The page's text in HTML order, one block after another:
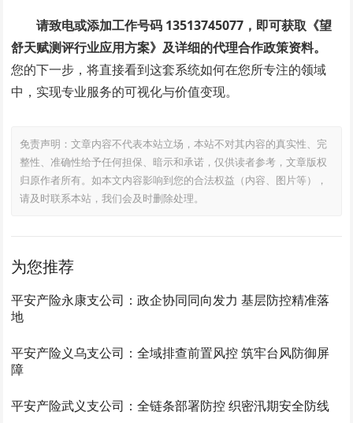
请致电或添加工作号码 13513745077，即可获取《望
舒天赋测评行业应用方案》及详细的代理合作政策资料。
您的下一步，将直接看到这套系统如何在您所专注的领域
中，实现专业服务的可视化与价值变现。
免责声明：文章内容不代表本站立场，本站不对其内容的真实性、完
整性、准确性给予任何担保、暗示和承诺，仅供读者参考，文章版权
归原作者所有。如本文内容影响到您的合法权益（内容、图片等），
请及时联系本站，我们会及时删除处理。
为您推荐
平安产险永康支公司：政企协同同向发力 基层防控精准落
地
平安产险义乌支公司：全域排查前置风控 筑牢台风防御屏
障
平安产险武义支公司：全链条部署防控 织密汛期安全防线